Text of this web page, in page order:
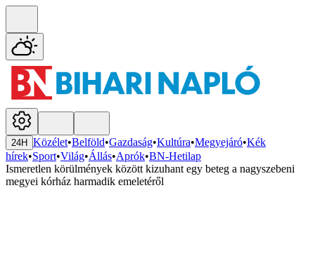
24H Közélet•Belföld•Gazdaság•Kultúra•Megyejáró•Kék
hírek•Sport•Világ•Állás•Aprók•BN-Hetilap
Ismeretlen körülmények között kizuhant egy beteg a nagyszebeni
megyei kórház harmadik emeletéről